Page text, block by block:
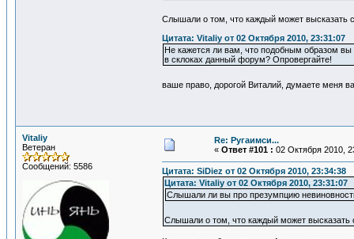
Слышали о том, что каждый может высказать
Цитата: Vitaliy от 02 Октября 2010, 23:31:07
Не кажется ли вам, что подобным образом
в склоках данный форум? Опровергайте!
ваше право, дорогой Виталий, думаете меня
Vitaliy
Ветеран
Сообщений: 5586
Re: Ругаимси...
« Ответ #101 : 02 Октября 2010,
Цитата: SiDiеz от 02 Октября 2010, 23:34:38
Цитата: Vitaliy от 02 Октября 2010, 23:31:07
Слышали ли вы про презумпцию
Слышали о том, что каждый может высказать